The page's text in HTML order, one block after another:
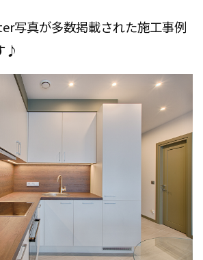
写真が多数掲載された施工事例
♪